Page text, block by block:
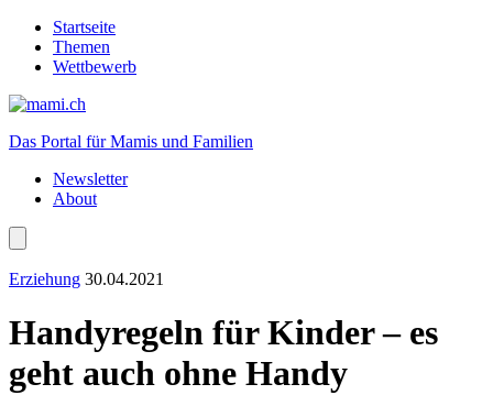
Startseite
Themen
Wettbewerb
Das Portal für Mamis und Familien
Newsletter
About
Erziehung 30.04.2021
Handyregeln für Kinder – es
geht auch ohne Handy